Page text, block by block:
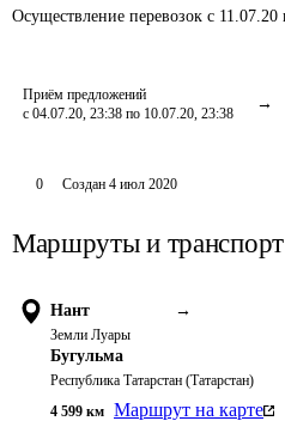
Осуществление перевозок с 11.07.20
Приём предложений
с 04.07.20, 23:38 по 10.07.20, 23:38
0 Создан 4 июл 2020
Маршруты и транспорт
Нант →
Земли Луары
Бугульма
Республика Татарстан (Татарстан)
4 599 км Маршрут на карте